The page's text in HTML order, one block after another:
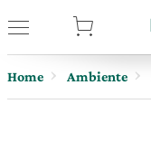
Home Ambiente